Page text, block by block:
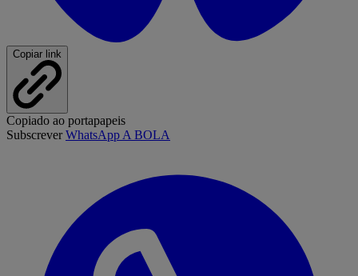
Copiar link
Copiado ao portapapeis
SubscreverWhatsApp A BOLA